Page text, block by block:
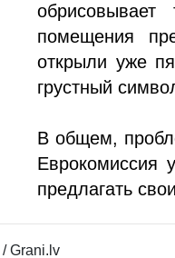
помещения
открыли уже
грустный
В общем,
Еврокомиссия
предлагать
Grani.lv